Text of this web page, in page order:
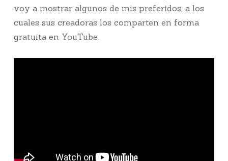
voy a mostrar algunos de mis preferidos, a los
cuales sus creadoras los comparten en forma
gratuita en YouTube.